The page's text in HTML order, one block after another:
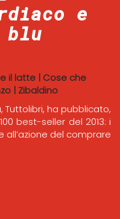
e
blu
il latte | Cose che
| Zibaldino
Tuttolibri, ha pubblicato,
best-seller del 2013: i
all’azione del comprare